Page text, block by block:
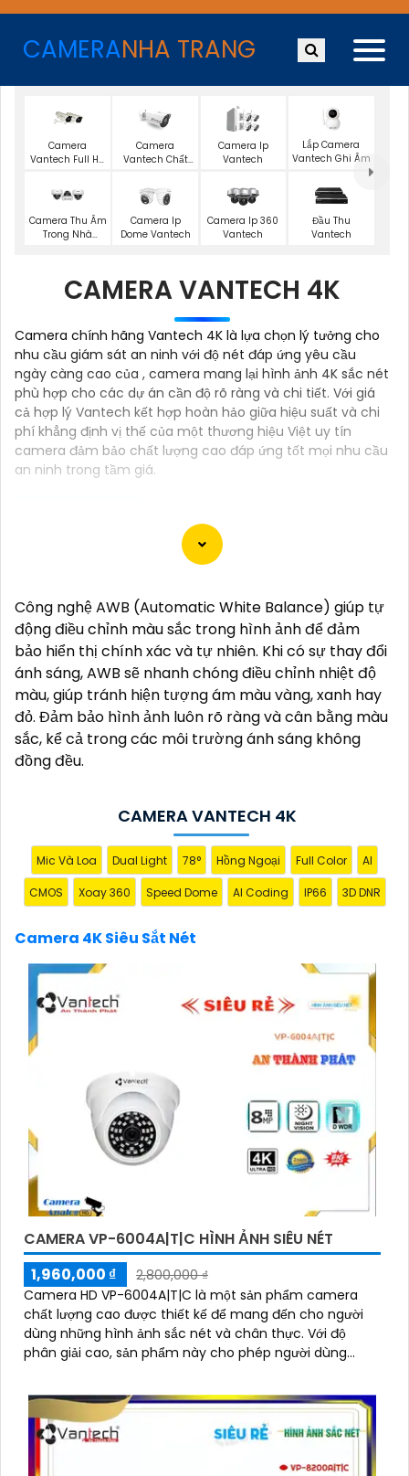
CAMERANHA TRANG
Camera
Vantech Full Hd
Camera
Vantech Chất
Camera Ip
Vantech
Lắp Camera
Vantech Ghi Âm
Camera Thu Âm
Trong Nhà
Camera Ip
Dome Vantech
Camera Ip 360
Vantech
Đầu Thu
Vantech
CAMERA VANTECH 4K
Camera chính hãng Vantech 4K là lựa chọn lý tưởng cho
nhu cầu giám sát an ninh với độ nét đáp ứng yêu cầu
ngày càng cao của , camera mang lại hình ảnh 4K sắc nét
phù hợp cho các dự án cần độ rõ ràng và chi tiết. Với giá
cả hợp lý Vantech kết hợp hoàn hảo giữa hiệu suất và chi
phí khẳng định vị thế của một thương hiệu Việt uy tín
camera đảm bảo chất lượng cao đáp ứng tốt mọi nhu cầu
an ninh trong tầm giá.
Dưới đây là 130 từ giới thiệu cho Camera 4K Siêu Sắc
"Camera 4K Siêu Sắc Nét là sự lựa chọn hoàn hảo
cho việc giám sát và ghi hình chất lượng cao. Với độ
phân giải siêu nét 4K, bạn sẽ có những hình ảnh rõ
nét, sống động và chi tiết. Được trang bị công nghệ
hiện đại, Camera này cung cấp hình ảnh chất lượng
ngay cả trong điều kiện ánh sáng yếu. 〘 Chú trọn
lớn nhất là tính năng ghi hình dài hạn và khả năng
ghi đồng thời nhiều góc quay giúp bạn bảo vệ nhà
dễ dàng lắp đặt và sử dụng, Camera 4K Siêu Sắc Nét
là sự lựa chọn hàng đầu cho hệ thống an ninh của
bạn."
Công nghệ AWB (Automatic White Balance) giúp tự
động điều chỉnh màu sắc trong hình ảnh để đảm
bảo hiển thị chính xác và tự nhiên. Khi có sự thay đổi
ánh sáng, AWB sẽ nhanh chóng điều chỉnh nhiệt độ
màu, giúp tránh hiện tượng ám màu vàng, xanh hay
đỏ. Đảm bảo hình ảnh luôn rõ ràng và cân bằng màu
sắc, kể cả trong các môi trường ánh sáng không
đồng đều.
CAMERA VANTECH 4K
Mic Và Loa Dual Light 78° Hồng Ngoại Full Color AI
CMOS Xoay 360 Speed Dome AI Coding IP66 3D DNR
Camera 4K Siêu Sắt Nét
CAMERA VP-6004A|T|C HÌNH ẢNH SIÊU NÉT
1,960,000 ₫
2,800,000 ₫
Camera HD VP-6004A|T|C là một sản phẩm camera
chất lượng cao được thiết kế để mang đến cho người
dùng những hình ảnh sắc nét và chân thực. Với độ
phân giải cao, sản phẩm này cho phép người dùng